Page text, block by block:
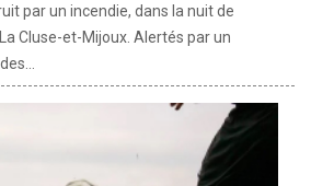
par un incendie, dans la nuit de
Cluse-et-Mijoux. Alertés par un